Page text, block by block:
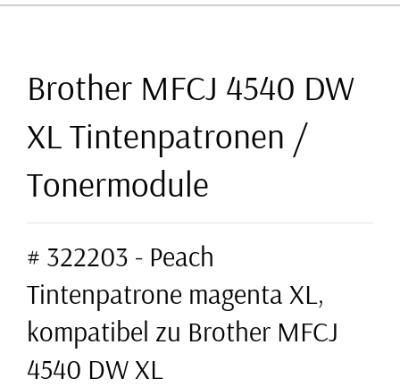
Brother MFCJ 4540 DW
XL Tintenpatronen /
Tonermodule
# 322203 - Peach
Tintenpatrone magenta XL,
kompatibel zu Brother MFCJ
4540 DW XL